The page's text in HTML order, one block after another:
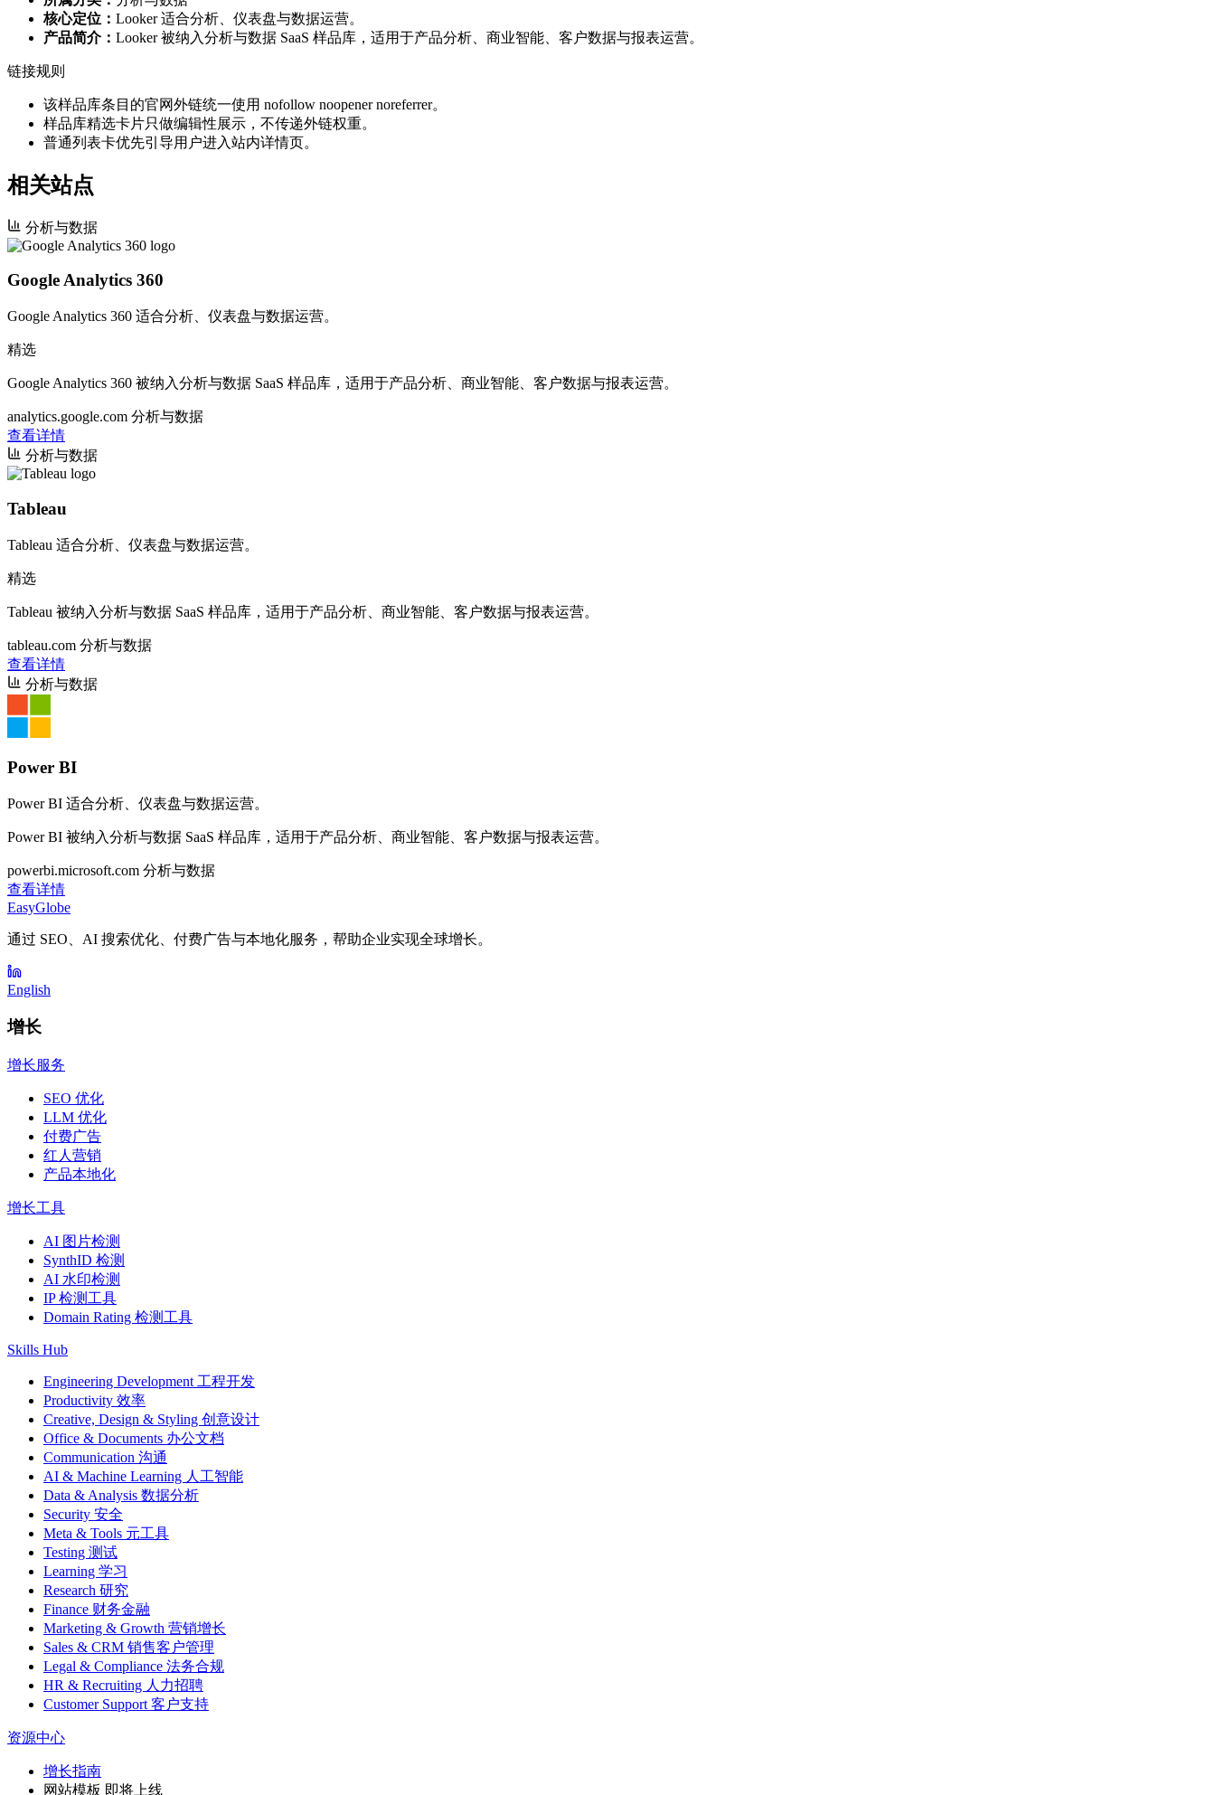
核心定位： Looker 适合分析、仪表盘与数据运营。
产品简介： Looker 被纳入分析与数据 SaaS 样品库，适用于产品分析、商业智能、客户数据与报表运营。
链接规则
该样品库条目的官网外链统一使用 nofollow noopener noreferrer。
样品库精选卡片只做编辑性展示，不传递外链权重。
普通列表卡优先引导用户进入站内详情页。
相关站点
分析与数据
Google Analytics 360
Google Analytics 360 适合分析、仪表盘与数据运营。
精选
Google Analytics 360 被纳入分析与数据 SaaS 样品库，适用于产品分析、商业智能、客户数据与报表运营。
analytics.google.com 分析与数据
查看详情
分析与数据
Tableau
Tableau 适合分析、仪表盘与数据运营。
精选
Tableau 被纳入分析与数据 SaaS 样品库，适用于产品分析、商业智能、客户数据与报表运营。
tableau.com 分析与数据
查看详情
分析与数据
Power BI
Power BI 适合分析、仪表盘与数据运营。
Power BI 被纳入分析与数据 SaaS 样品库，适用于产品分析、商业智能、客户数据与报表运营。
powerbi.microsoft.com 分析与数据
查看详情
EasyGlobe
通过 SEO、AI 搜索优化、付费广告与本地化服务，帮助企业实现全球增长。
English
增长
增长服务
SEO 优化
LLM 优化
付费广告
红人营销
产品本地化
增长工具
AI 图片检测
SynthID 检测
AI 水印检测
IP 检测工具
Domain Rating 检测工具
Skills Hub
Engineering Development 工程开发
Productivity 效率
Creative, Design & Styling 创意设计
Office & Documents 办公文档
Communication 沟通
AI & Machine Learning 人工智能
Data & Analysis 数据分析
Security 安全
Meta & Tools 元工具
Testing 测试
Learning 学习
Research 研究
Finance 财务金融
Marketing & Growth 营销增长
Sales & CRM 销售客户管理
Legal & Compliance 法务合规
HR & Recruiting 人力招聘
Customer Support 客户支持
资源中心
增长指南
网站模板 即将上线